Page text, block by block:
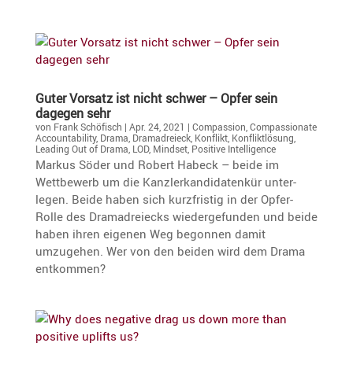
Guter Vorsatz ist nicht schwer – Opfer sein
dagegen sehr
von Frank Schöfisch | Apr. 24, 2021 | Compassion Compassionate
Accountability, Drama Dramadreieck, Konflikt, Konfliktlösung
Leading Out of Drama LOD, Mindset, Positive Intelligence
Markus Söder und Robert Habeck – beide im
Wettbe­werb um die Kanzler­kan­di­da­tenkür unter­
legen. Beide haben sich kurzfristig in der Opfer-
Rolle des Drama­drei­ecks wieder­ge­funden und beide
haben ihren eigenen Weg begonnen damit
umzugehen. Wer von den beiden wird dem Drama
entkommen?